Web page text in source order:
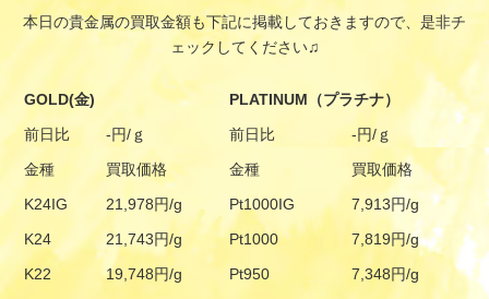
本日の貴金属の買取金額も下記に掲載しておきますので、是非チ
ェックしてください♫
GOLD(金)
PLATINUM（プラチナ）
前日比
-円/ｇ 前日比
-円/ｇ
金種
買取価格 金種
買取価格
K24IG
21,978円/g Pt1000IG
7,913円/g
K24
21,743円/g Pt1000
7,819円/g
K22
19,748円/g Pt950
7,348円/g